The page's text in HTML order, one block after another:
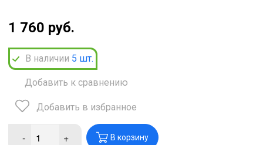
1 760 руб.
В наличии 5 шт.
Добавить к сравнению
Добавить в избранное
- + В корзину